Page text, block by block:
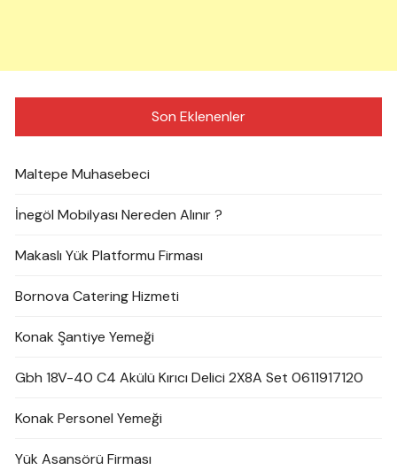
Son Eklenenler
Maltepe Muhasebeci
İnegöl Mobilyası Nereden Alınır ?
Makaslı Yük Platformu Firması
Bornova Catering Hizmeti
Konak Şantiye Yemeği
Gbh 18V-40 C4 Akülü Kırıcı Delici 2X8A Set 0611917120
Konak Personel Yemeği
Yük Asansörü Firması